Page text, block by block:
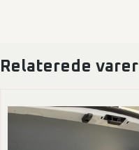
Relaterede varer